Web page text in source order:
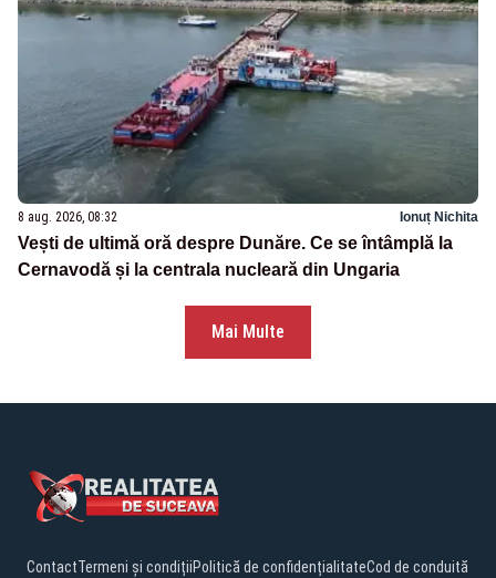
8 aug. 2026, 08:32 Ionuț Nichita
Vești de ultimă oră despre Dunăre. Ce se întâmplă la
Cernavodă și la centrala nucleară din Ungaria
Mai Multe
ContactTermeni și condițiiPolitică de confidențialitateCod de conduită